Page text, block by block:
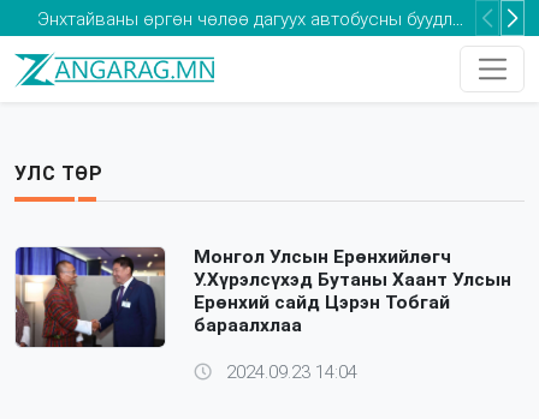
“Цагаан алт” хөдөлгөөн мал аж ахуйн хөнгөн аж үйлдвэрлэлийн салбарт сүүлийн 30 гаруй жилд байгаагүй дэмжлэг үзүүлнэ
УЛС ТӨР
Монгол Улсын Ерөнхийлөгч
У.Хүрэлсүхэд Бутаны Хаант Улсын
Ерөнхий сайд Цэрэн Тобгай
бараалхлаа
2024.09.23 14:04